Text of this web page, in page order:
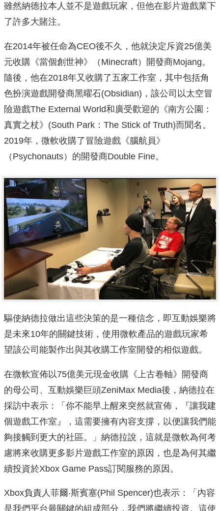
雖然納德拉本人並不是遊戲玩家，但他在影片遊戲業下
了許多大賭注。
在2014年被任命為CEO後不久，他就決定斥資25億美
元收購《當個創世神》（Minecraft）開發商Mojang。
隨後，他在2018年又收購了五家工作室，其中包括角
色扮演遊戲開發商黑曜石(Obsidian)，該公司以太空冒
險遊戲The External World和廣受歡迎的《南方公園：
真實之杖》(South Park：The Stick of Truth)而聞名。
2019年，微軟收購了冒險遊戲《腦航員》
（Psychonauts）的開發商Double Fine。
驅使納德拉做出這些決策的是一種信念，即互動娛樂將
是未來10年的關鍵技術，使用微軟產品的遊戲玩家希
望該公司能製作出與其收購工作室開發的相似遊戲。
在微軟宣佈以75億美元現金收購《上古卷軸》開發商
的母公司、互動娛樂巨頭ZeniMax Media後，納德拉在
採訪中表示：「你不能早上醒來突然就宣佈，『讓我建
個遊戲工作室』，這需要擁有內容支撐，以便讓我們能
夠接觸到更大的社區。」納德拉說，這就是微軟為何考
慮將來收購更多影片遊戲工作室的原因，也是為何其繼
續投資於Xbox Game Pass訂閱服務的原因。
Xbox負責人菲爾‧斯賓塞(Phil Spencer)也表示：「內容
是我們平台最關鍵的組成部分，我們將繼續投資。這使